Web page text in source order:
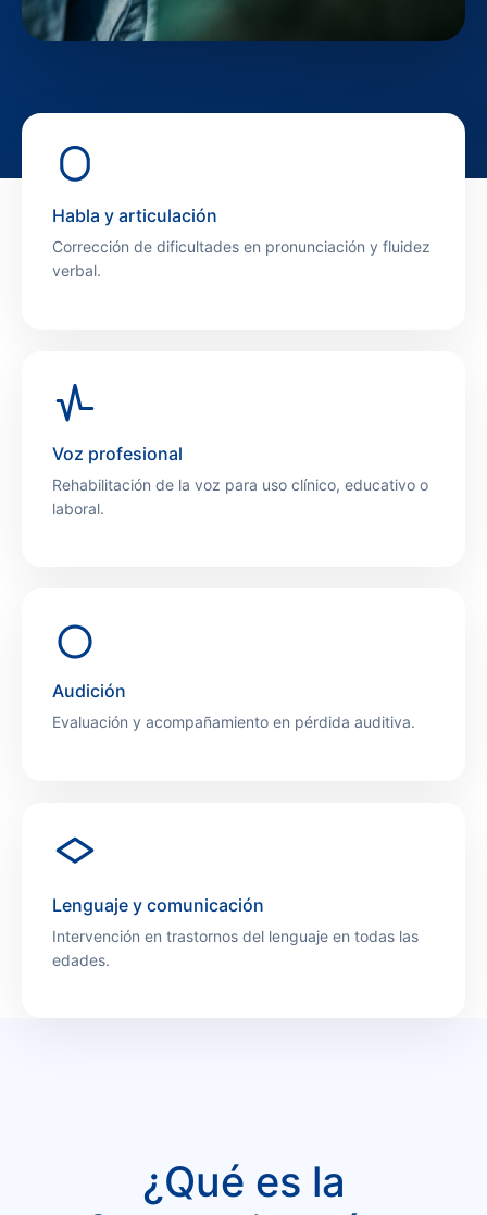
Habla y articulación
Corrección de dificultades en pronunciación y fluidez
verbal.
Voz profesional
Rehabilitación de la voz para uso clínico, educativo o
laboral.
Audición
Evaluación y acompañamiento en pérdida auditiva.
Lenguaje y comunicación
Intervención en trastornos del lenguaje en todas las
edades.
¿Qué es la